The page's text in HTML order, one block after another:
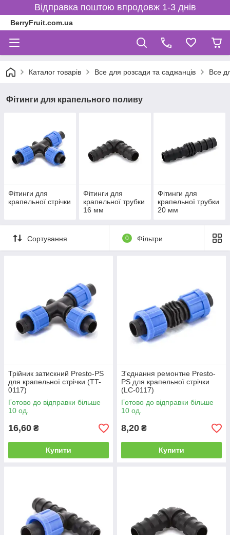
Відправка поштою впродовж 1-3 днів
BerryFruit.com.ua
Каталог товарів Все для розсади та саджанців Все
Фітинги для крапельного поливу
Фітинги для
крапельної стрічки
Фітинги для
крапельної трубки
16 мм
Фітинги для
крапельної трубки
20 мм
Сортування 0 Фільтри
Трійник затискний Presto-PS
для крапельної стрічки (TT-
0117)
Готово до відправки більше
10 од.
16,60 ₴
Купити
З'єднання ремонтне Presto-
PS для крапельної стрічки
(LC-0117)
Готово до відправки більше
10 од.
8,20 ₴
Купити